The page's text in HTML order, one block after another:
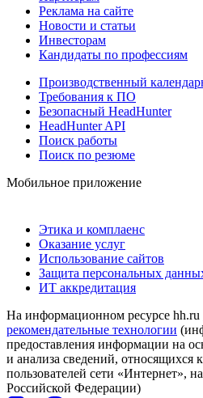
Реклама на сайте
Новости и статьи
Инвесторам
Кандидаты по профессиям
Производственный
Требования к ПО
Безопасный HeadHunter
HeadHunter API
Поиск работы
Поиск по резюме
Мобильное приложение
Этика и комплаенс
Оказание услуг
Использование сайтов
Защита персональных
ИТ аккредитация
На информационном ресурсе hh.ru
рекомендательные технологии
предоставления информации на
и анализа сведений, относящихся
пользователей сети «Интернет»,
Российской Федерации)